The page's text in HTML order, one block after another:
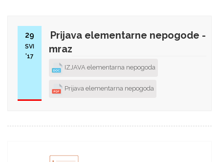
29
SVI
'17
Prijava elementarne nepogode -
mraz
IZJAVA elementarna nepogoda
Prijava elementarna nepogoda